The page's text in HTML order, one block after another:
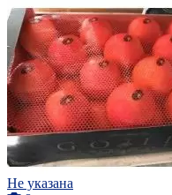
Не указана